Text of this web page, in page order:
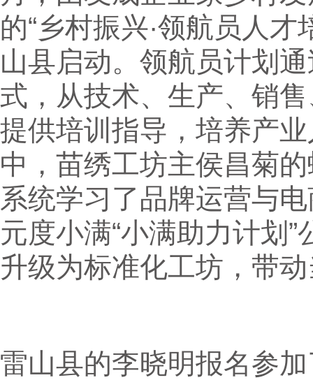
的“乡村振兴·领航员人
山县启动。领航员计划
式，从技术、生产、销
提供培训指导，培养产
中，苗绣工坊主侯昌菊
系统学习了品牌运营与
元度小满“小满助力计划
升级为标准化工坊，带
雷山县的李晓明报名参